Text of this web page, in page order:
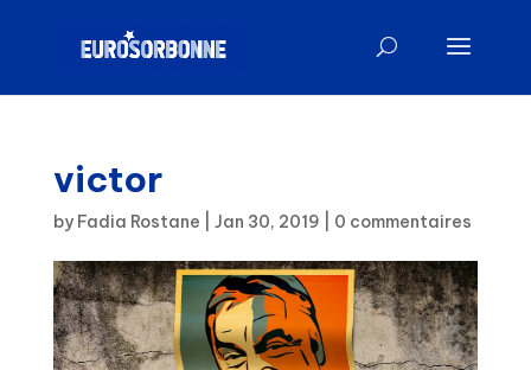
victor
by Fadia Rostane Jan 30, 2019 0 commentaires